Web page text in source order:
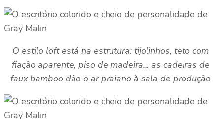
O estilo loft está na estrutura: tijolinhos, teto com
fiação aparente, piso de madeira… as cadeiras de
faux bamboo dão o ar praiano à sala de produção